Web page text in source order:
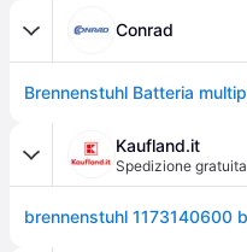
Conrad
Kaufland.it
Spedizione gratuita